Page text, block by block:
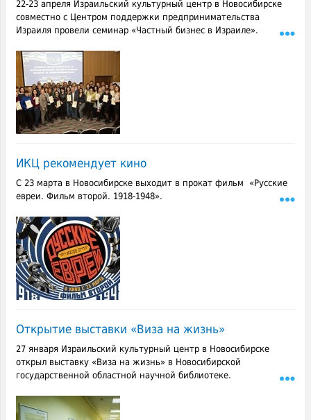
22-23 апреля Израильский культурный центр в Новосибирске
совместно с Центром поддержки предпринимательства
Израиля провели семинар «Частный бизнес в Израиле».
ИКЦ рекомендует кино
С 23 марта в Новосибирске выходит в прокат фильм «Русские
евреи. Фильм второй. 1918-1948».
Открытие выставки «Виза на жизнь»
27 января Израильский культурный центр в Новосибирске
открыл выставку «Виза на жизнь» в Новосибирской
государственной областной научной библиотеке.